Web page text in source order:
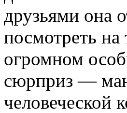
друзьями она
посмотреть на
огромном
сюрприз —
человеческой